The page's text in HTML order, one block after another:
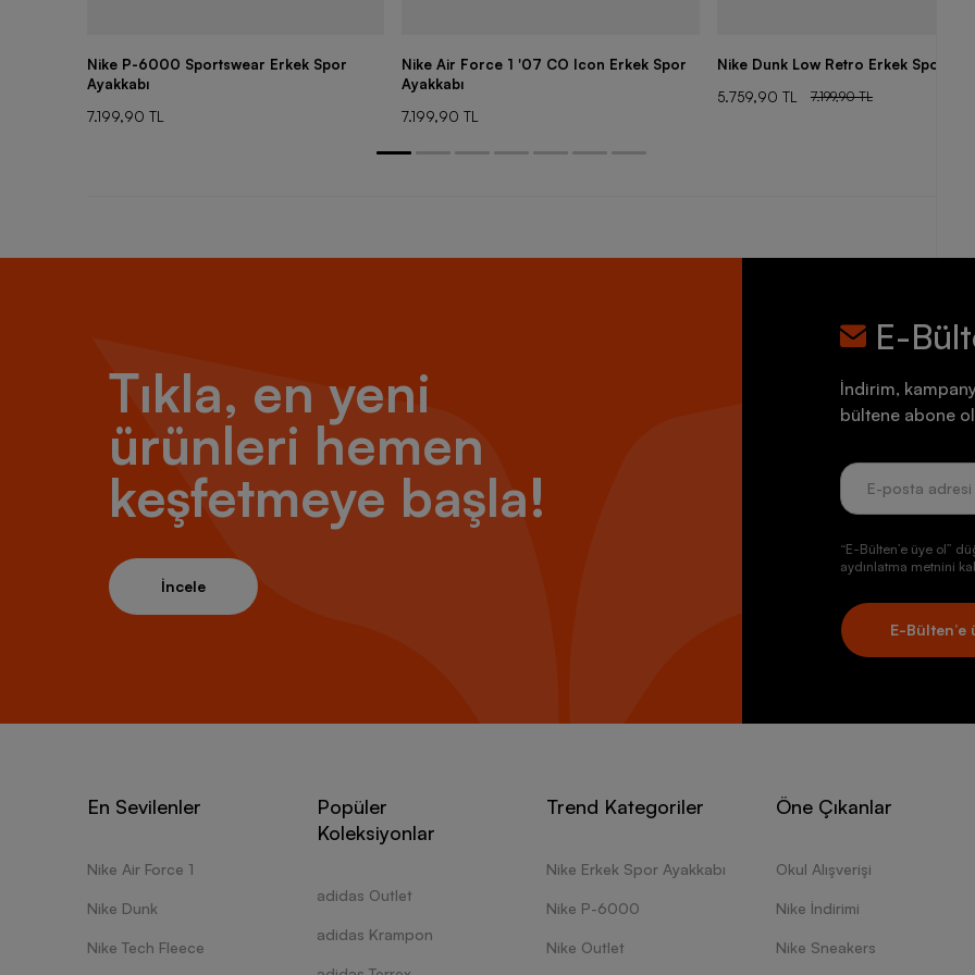
Nike P-6000 Sportswear Erkek Spor
Ayakkabı
7.199,90 TL
Nike Air Force 1 '07 CO Icon Erkek Spor
Ayakkabı
7.199,90 TL
Nike Dunk Low Retro Erkek Spor
5.759,90 TL
7.199,90 TL
Tıkla, en yeni
ürünleri hemen
keşfetmeye başla!
İncele
E-
İndirim,
bültene abone
“E-Bülten’e üye ol”
aydınlatma metnini
E-Bülten’e
En Sevilenler
Nike Air Force 1
Nike Dunk
Nike Tech Fleece
Popüler
Koleksiyonlar
adidas Outlet
adidas Krampon
Trend Kategoriler
Nike Erkek Spor Ayakkabı
Nike P-6000
Nike Outlet
Öne Çıkanlar
Okul Alışverişi
Nike İndirimi
Nike Sneakers